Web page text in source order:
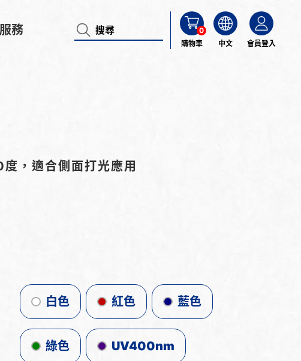
務
0
購物車
中文 會員登入
，適合側面打光應用
白色 紅色 藍色
綠色 UV400nm